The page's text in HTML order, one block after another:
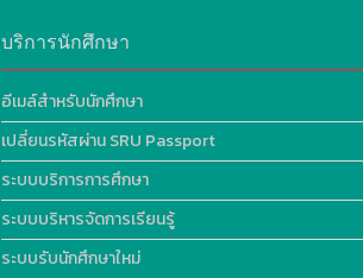
บริการนักศึกษา
อีเมล์สำหรับนักศึกษา
เปลี่ยนรหัสผ่าน SRU Passport
ระบบบริการการศึกษา
ระบบบริหารจัดการเรียนรู้
ระบบรับนักศึกษาใหม่